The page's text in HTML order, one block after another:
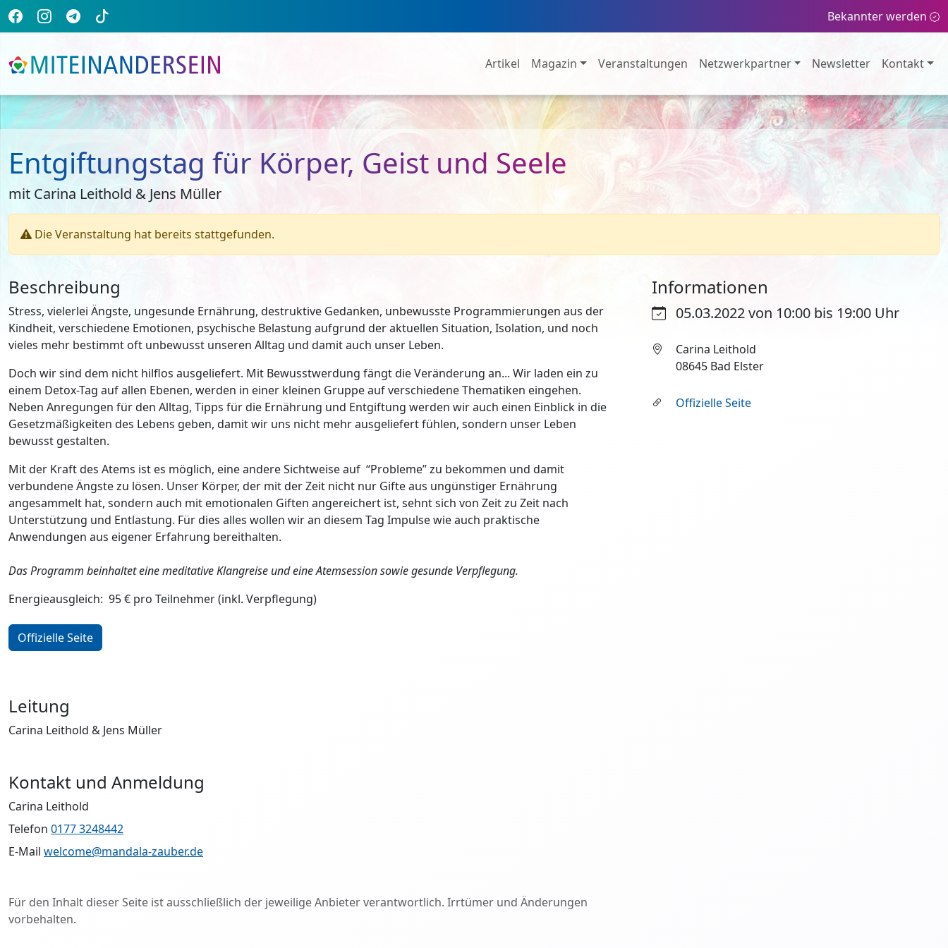
Bekannter werden
Artikel Magazin Veranstaltungen Netzwerkpartner Newsletter Kontakt
Entgiftungstag für Körper, Geist und Seele
mit Carina Leithold & Jens Müller
Die Veranstaltung hat bereits stattgefunden.
Informationen
05.03.2022 von 10:00 bis 19:00 Uhr
Carina Leithold
08645 Bad Elster
Offizielle Seite
Beschreibung
Stress, vielerlei Ängste, ungesunde Ernährung, destruktive Gedanken, unbewusste Programmierungen aus der
Kindheit, verschiedene Emotionen, psychische Belastung aufgrund der aktuellen Situation, Isolation, und noch
vieles mehr bestimmt oft unbewusst unseren Alltag und damit auch unser Leben.
Doch wir sind dem nicht hilflos ausgeliefert. Mit Bewusstwerdung fängt die Veränderung an... Wir laden ein zu
einem Detox-Tag auf allen Ebenen, werden in einer kleinen Gruppe auf verschiedene Thematiken eingehen.
Neben Anregungen für den Alltag, Tipps für die Ernährung und Entgiftung werden wir auch einen Einblick in die
Gesetzmäßigkeiten des Lebens geben, damit wir uns nicht mehr ausgeliefert fühlen, sondern unser Leben
bewusst gestalten.
Mit der Kraft des Atems ist es möglich, eine andere Sichtweise auf “Probleme” zu bekommen und damit
verbundene Ängste zu lösen. Unser Körper, der mit der Zeit nicht nur Gifte aus ungünstiger Ernährung
angesammelt hat, sondern auch mit emotionalen Giften angereichert ist, sehnt sich von Zeit zu Zeit nach
Unterstützung und Entlastung. Für dies alles wollen wir an diesem Tag Impulse wie auch praktische
Anwendungen aus eigener Erfahrung bereithalten.
Das Programm beinhaltet eine meditative Klangreise und eine Atemsession sowie gesunde Verpflegung.
Energieausgleich: 95 € pro Teilnehmer (inkl. Verpflegung)
Offizielle Seite
Leitung
Carina Leithold & Jens Müller
Kontakt und Anmeldung
Carina Leithold
Telefon 0177 3248442
E-Mail welcome@mandala-zauber.de
Für den Inhalt dieser Seite ist ausschließlich der jeweilige Anbieter verantwortlich. Irrtümer und Änderungen
vorbehalten.